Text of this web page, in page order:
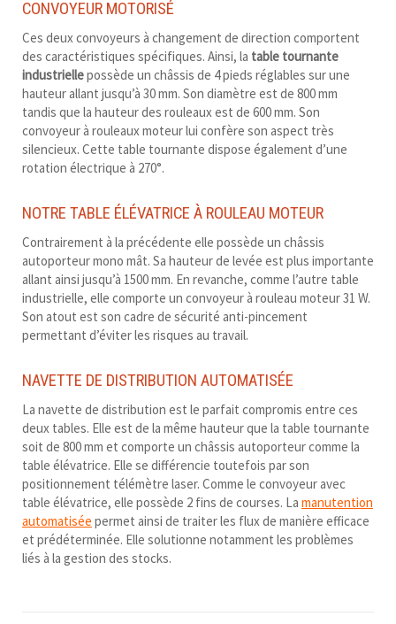
CONVOYEUR MOTORISÉ
Ces deux convoyeurs à changement de direction comportent
des caractéristiques spécifiques. Ainsi, la table tournante
industriellepossède un châssis de 4 pieds réglables sur une
hauteur allant jusqu’à 30 mm. Son diamètre est de 800 mm
tandis que la hauteur des rouleaux est de 600 mm. Son
convoyeur à rouleaux moteur lui confère son aspect très
silencieux. Cette table tournante dispose également d’une
rotation électrique à 270°.
NOTRE TABLE ÉLÉVATRICE À ROULEAU MOTEUR
Contrairement à la précédente elle possède un châssis
autoporteur mono mât. Sa hauteur de levée est plus importante
allant ainsi jusqu’à 1500 mm. En revanche, comme l’autre table
industrielle, elle comporte un convoyeur à rouleau moteur 31 W.
Son atout est son cadre de sécurité anti-pincement
permettant d’éviter les risques au travail.
NAVETTE DE DISTRIBUTION AUTOMATISÉE
La navette de distribution est le parfait compromis entre ces
deux tables. Elle est de la même hauteur que la table tournante
soit de 800 mm et comporte un châssis autoporteur comme la
table élévatrice. Elle se différencie toutefois par son
positionnement télémètre laser. Comme le convoyeur avec
table élévatrice, elle possède 2 fins de courses. La manutention
automatisée permet ainsi de traiter les flux de manière efficace
et prédéterminée. Elle solutionne notamment les problèmes
liés à la gestion des stocks.